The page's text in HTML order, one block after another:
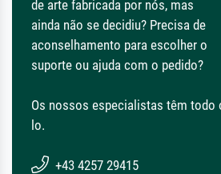
de arte fabricada por nós, mas
ainda não se decidiu? Precisa de
aconselhamento para escolher o
suporte ou ajuda com o pedido?
Os nossos especialistas têm todo
lo.
+43 4257 29415